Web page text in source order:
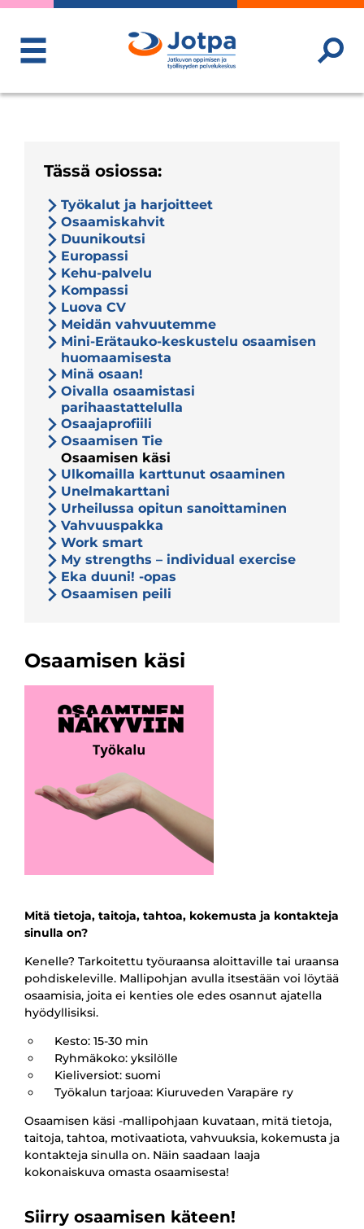
ToggleMenu
Tässä osiossa:
Työkalut ja harjoitteet
Osaamiskahvit
Duunikoutsi
Europassi
Kehu-palvelu
Kompassi
Luova CV
Meidän vahvuutemme
Mini-Erätauko-keskustelu osaamisen
huomaamisesta
Minä osaan!
Oivalla osaamistasi
parihaastattelulla
Osaajaprofiili
Osaamisen Tie
Osaamisen käsi
Ulkomailla karttunut osaaminen
Unelmakarttani
Urheilussa opitun sanoittaminen
Vahvuuspakka
Work smart
My strengths – individual exercise
Eka duuni! -opas
Osaamisen peili
Osaamisen käsi
Mitä tietoja, taitoja, tahtoa, kokemusta ja kontakteja
sinulla on?
Kenelle? Tarkoitettu työuraansa aloittaville tai uraansa
pohdiskeleville. Mallipohjan avulla itsestään voi löytää
osaamisia, joita ei kenties ole edes osannut ajatella
hyödyllisiksi.
Kesto: 15-30 min
Ryhmäkoko: yksilölle
Kieliversiot: suomi
Työkalun tarjoaa: Kiuruveden Varapäre ry
Osaamisen käsi -mallipohjaan kuvataan, mitä tietoja,
taitoja, tahtoa, motivaatiota, vahvuuksia, kokemusta ja
kontakteja sinulla on. Näin saadaan laaja
kokonaiskuva omasta osaamisesta!
Siirry osaamisen käteen!